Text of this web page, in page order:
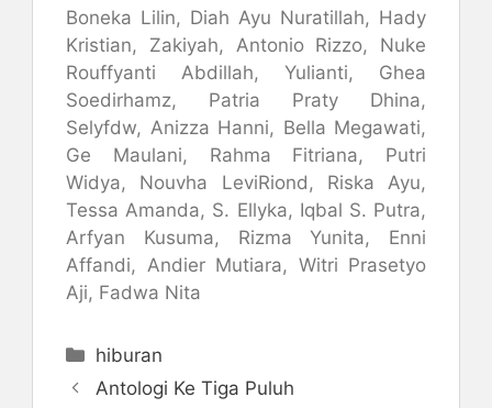
Boneka Lilin, Diah Ayu Nuratillah, Hady
Kristian, Zakiyah, Antonio Rizzo, Nuke
Rouffyanti Abdillah, Yulianti, Ghea
Soedirhamz, Patria Praty Dhina,
Selyfdw, Anizza Hanni, Bella Megawati,
Ge Maulani, Rahma Fitriana, Putri
Widya, Nouvha LeviRiond, Riska Ayu,
Tessa Amanda, S. Ellyka, Iqbal S. Putra,
Arfyan Kusuma, Rizma Yunita, Enni
Affandi, Andier Mutiara, Witri Prasetyo
Aji, Fadwa Nita
Kategori
hiburan
Antologi Ke Tiga Puluh